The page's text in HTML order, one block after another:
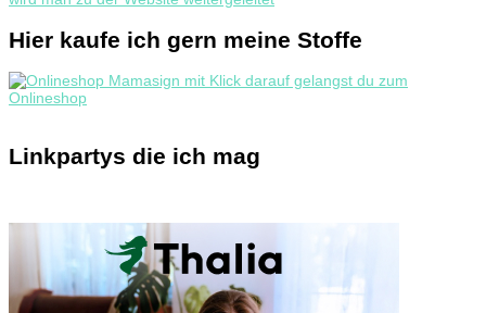
Hier kaufe ich gern meine Stoffe
Linkpartys die ich mag